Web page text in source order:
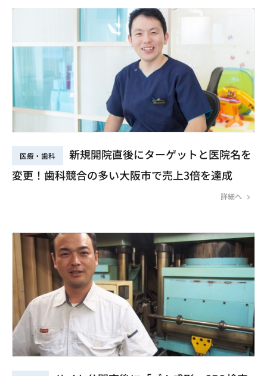
医療・歯科
新規開院直後にターゲットと医院名を
変更！歯科競合の多い大阪市で売上3倍を達成
詳細へ